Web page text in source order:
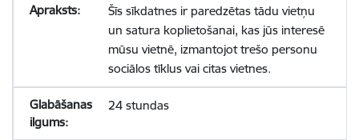
Šīs sīkdatnes ir paredzētas tādu vietņu
un satura koplietošanai, kas jūs interesē
mūsu vietnē, izmantojot trešo personu
sociālos tīklus vai citas vietnes.
24 stundas